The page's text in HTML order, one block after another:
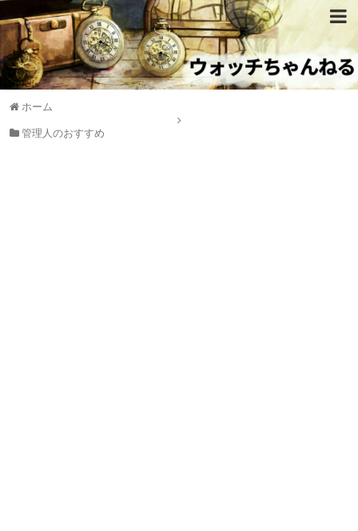
ホーム
管理人のおすすめ